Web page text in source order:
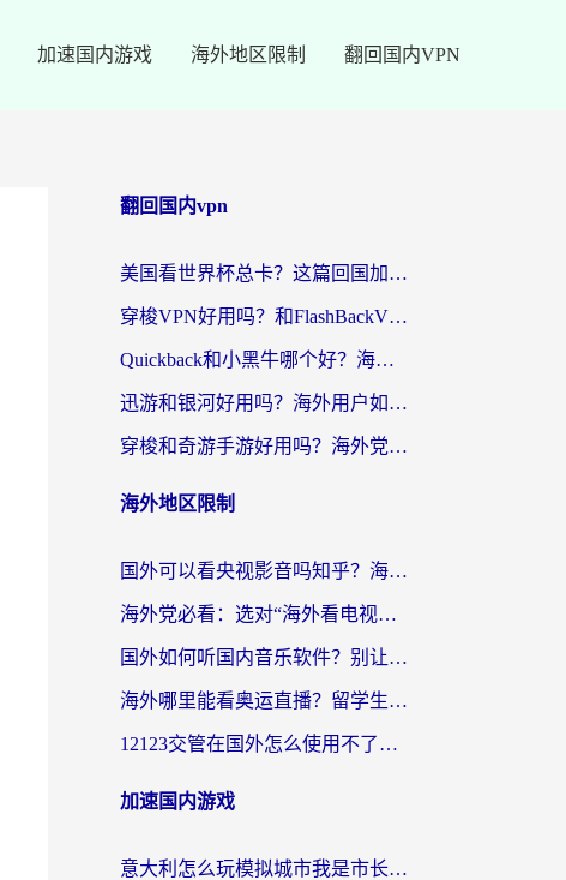
加速国内游戏 海外地区限制 翻回国内VPN
翻回国内vpn
美国看世界杯总卡？这篇回国加速器指南帮你无缝刷国内资源（附苹果手机VPN设置步骤）
穿梭VPN好用吗？和FlashBackVPN对比哪个回国效果更好？
Quickback和小黑牛哪个好？海外党亲测指南，选对回国加速器秒回国内
迅游和银河好用吗？海外用户如何选择回国加速器实现无缝访问国内资源
穿梭和奇游手游好用吗？海外党亲测3款回国加速器，附蜜蜂加速器七天试用攻略
海外地区限制
国外可以看央视影音吗知乎？海外党亲测有效的回国加速方案
海外党必看：选对“海外看电视剧软件”，再也不用愁国内剧刷不了
国外如何听国内音乐软件？别让地域限制，断了你的中文歌单
海外哪里能看奥运直播？留学生&海外华人必看的体育赛事观赛终极指南
12123交管在国外怎么使用不了？海外华人必看的无缝访问国内资源指南
加速国内游戏
意大利怎么玩模拟城市我是市长？海外党国服游戏加速终极攻略（附三国3量子特攻解决办法）